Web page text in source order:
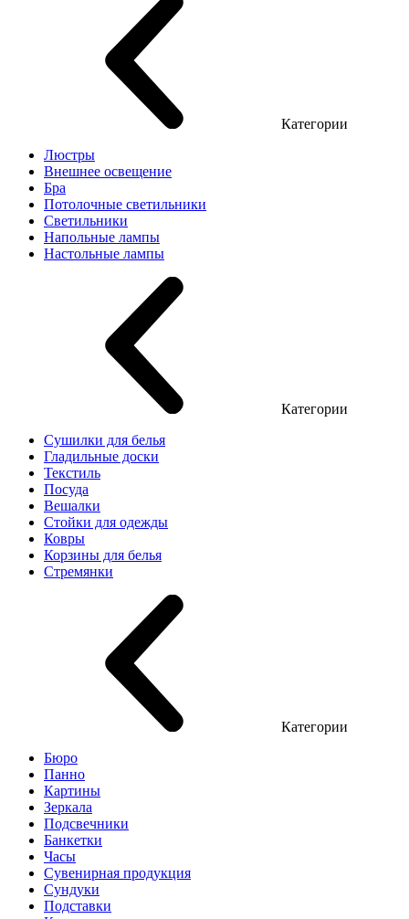
Категории
Люстры
Внешнее освещение
Бра
Потолочные светильники
Светильники
Напольные лампы
Настольные лампы
Категории
Сушилки для белья
Гладильные доски
Текстиль
Посуда
Вешалки
Стойки для одежды
Ковры
Корзины для белья
Стремянки
Категории
Бюро
Панно
Картины
Зеркала
Подсвечники
Банкетки
Часы
Сувенирная продукция
Сундуки
Подставки